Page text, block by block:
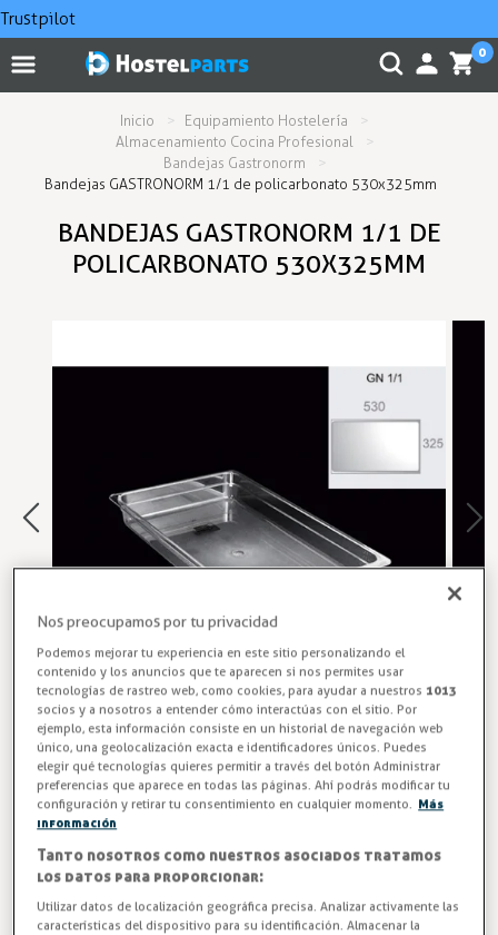
Trustpilot
0
Inicio
Equipamiento Hostelería
Almacenamiento Cocina Profesional
Bandejas Gastronorm
Bandejas GASTRONORM 1/1 de policarbonato 530x325mm
BANDEJAS GASTRONORM 1/1 DE
POLICARBONATO 530X325MM
Bandejas GNC-1/1 de policarbonato en medidas
GASTRONORM 530x325mm con capacidades de 9 a 28
Entrega en 24/48h
Altura (mm)
Nos preocupamos por tu privacidad
Podemos mejorar tu experiencia en este sitio personalizando el
contenido y los anuncios que te aparecen si nos permites usar
tecnologías de rastreo web, como cookies, para ayudar a nuestros 1013
socios y a nosotros a entender cómo interactúas con el sitio. Por
ejemplo, esta información consiste en un historial de navegación web
único, una geolocalización exacta e identificadores únicos. Puedes
elegir qué tecnologías quieres permitir a través del botón Administrar
preferencias que aparece en todas las páginas. Ahí podrás modificar tu
configuración y retirar tu consentimiento en cualquier momento. Más
información
Tanto nosotros como nuestros asociados tratamos
los datos para proporcionar:
Utilizar datos de localización geográfica precisa. Analizar activamente las
características del dispositivo para su identificación. Almacenar la